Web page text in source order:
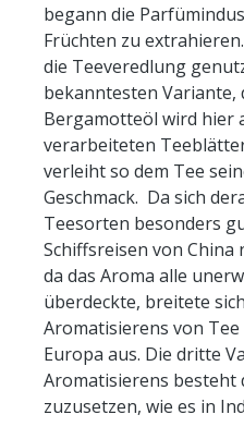
begann die
Früchten zu
die Teeveredlung
bekanntesten Variante,
Bergamotteöl wird hier
verarbeiteten
verleiht so dem Tee
Geschmack. Da sich
Teesorten besonders
Schiffsreisen von China
da das Aroma alle
überdeckte, breitete
Aromatisierens von
Europa aus. Die dritte
Aromatisierens besteht
zuzusetzen, wie es in